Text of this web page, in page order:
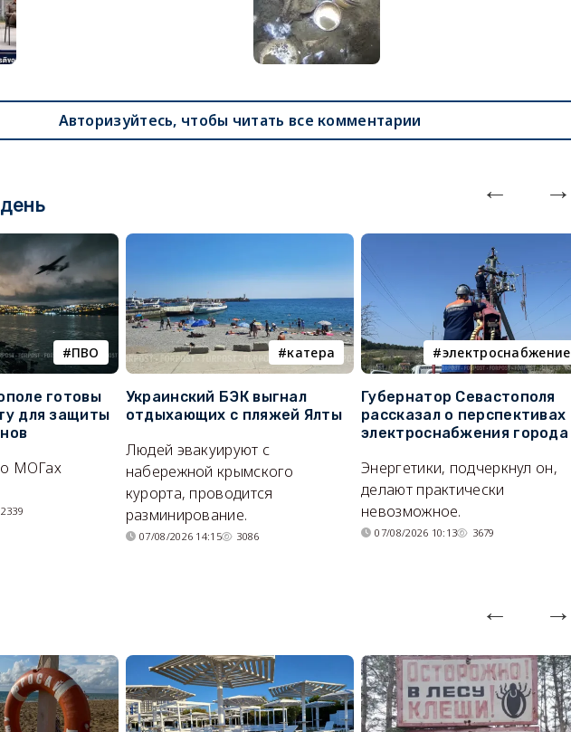
Авторизуйтесь, чтобы читать все комментарии
ПВО
готовы
для защиты
о МОГах
2339
катера
Украинский БЭК выгнал
отдыхающих с пляжей Ялты
Людей эвакуируют с
набережной крымского
курорта, проводится
разминирование.
07/08/2026 14:15 3086
электроснабжение
Губернатор Севастополя
рассказал о перспективах
электроснабжения города
Энергетики, подчеркнул он,
делают практически
невозможное.
07/08/2026 10:13 3679